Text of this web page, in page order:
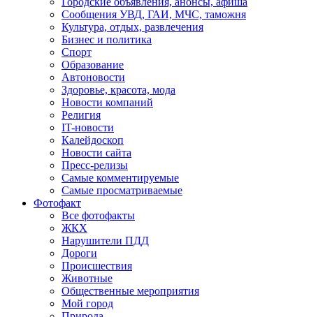
Сообщения УВД, ГАИ, МЧС, таможня
Культура, отдых, развлечения
Бизнес и политика
Спорт
Образование
Автоновости
Здоровье, красота, мода
Новости компаний
Религия
IT-новости
Калейдоскоп
Новости сайта
Пресс-релизы
Самые комментируемые
Самые просматриваемые
Фотофакт
Все фотофакты
ЖКХ
Нарушители ПДД
Дороги
Происшествия
Животные
Общественные мероприятия
Мой город